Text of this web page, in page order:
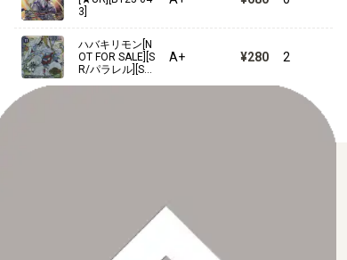
【ST-21】HERO OF HOPE
【ST-20】PROTECTOR OF LIGHT
【ST-15】勇気の戦竜
3]
ハバキリモン[N
OT FOR SALE][S
R/パラレル][ST
A+ ¥280 2
各種ブランドのカードをご利用いただけます。
【Paidy（後払い/コンビニ払い）】